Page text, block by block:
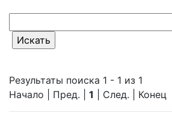
Результаты поиска 1 - 1 из 1
Начало | Пред. | 1 | След. | Конец